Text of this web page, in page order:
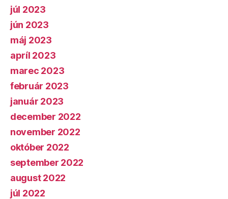
júl 2023
jún 2023
máj 2023
apríl 2023
marec 2023
február 2023
január 2023
december 2022
november 2022
október 2022
september 2022
august 2022
júl 2022